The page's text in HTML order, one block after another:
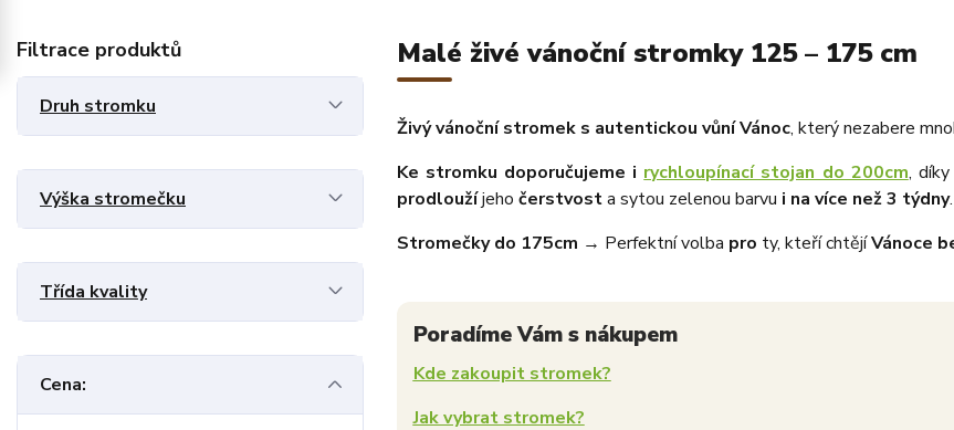
Malé živé vánoční stromky 125 – 175 cm
Živý vánoční stromek s autentickou vůní Vánoc, který nezabere
Ke stromku doporučujeme i rychloupínací stojan do 200cm,
prodloužíjeho čerstvosta sytou zelenou barvu i na více než 3 týdny.
Stromečky do 175cm → Perfektní volba pro ty, kteří chtějíVánoce
Poradíme Vám s nákupem
Kde zakoupit stromek?
Jak vybrat stromek?
Cena:
Druh stromku
Výška stromečku
Třída kvality